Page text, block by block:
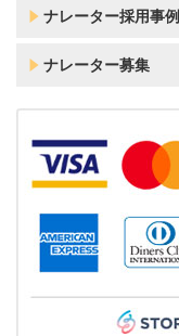
ナレーター採用事例
ナレーター募集